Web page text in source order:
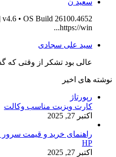
• OS Build 26100.4652
https://win...
سید علی سجادی
عالی بود تشکر از وقتی که
نوشته های اخیر
رپورتاژ
کارت ویزیت مناسب وکالت
اکتبر 27, 2025
راهنمای خرید و قیمت سرور
HP
اکتبر 27, 2025